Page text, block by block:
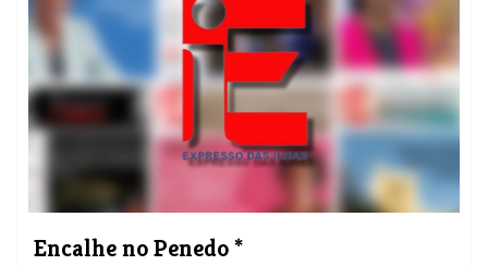
Encalhe no Penedo *